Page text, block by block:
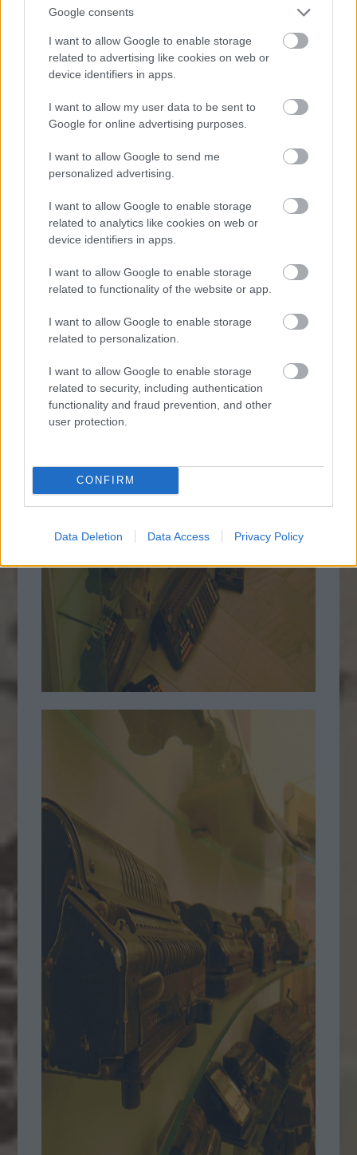
Google consents
I want to allow Google to enable storage
related to advertising like cookies on web or
device identifiers in apps.
I want to allow my user data to be sent to
Google for online advertising purposes.
I want to allow Google to send me
personalized advertising.
I want to allow Google to enable storage
related to analytics like cookies on web or
device identifiers in apps.
I want to allow Google to enable storage
related to functionality of the website or app.
I want to allow Google to enable storage
related to personalization.
I want to allow Google to enable storage
related to security, including authentication
functionality and fraud prevention, and other
user protection.
CONFIRM
Data Deletion Data Access Privacy Policy
Időszaki kiállitás